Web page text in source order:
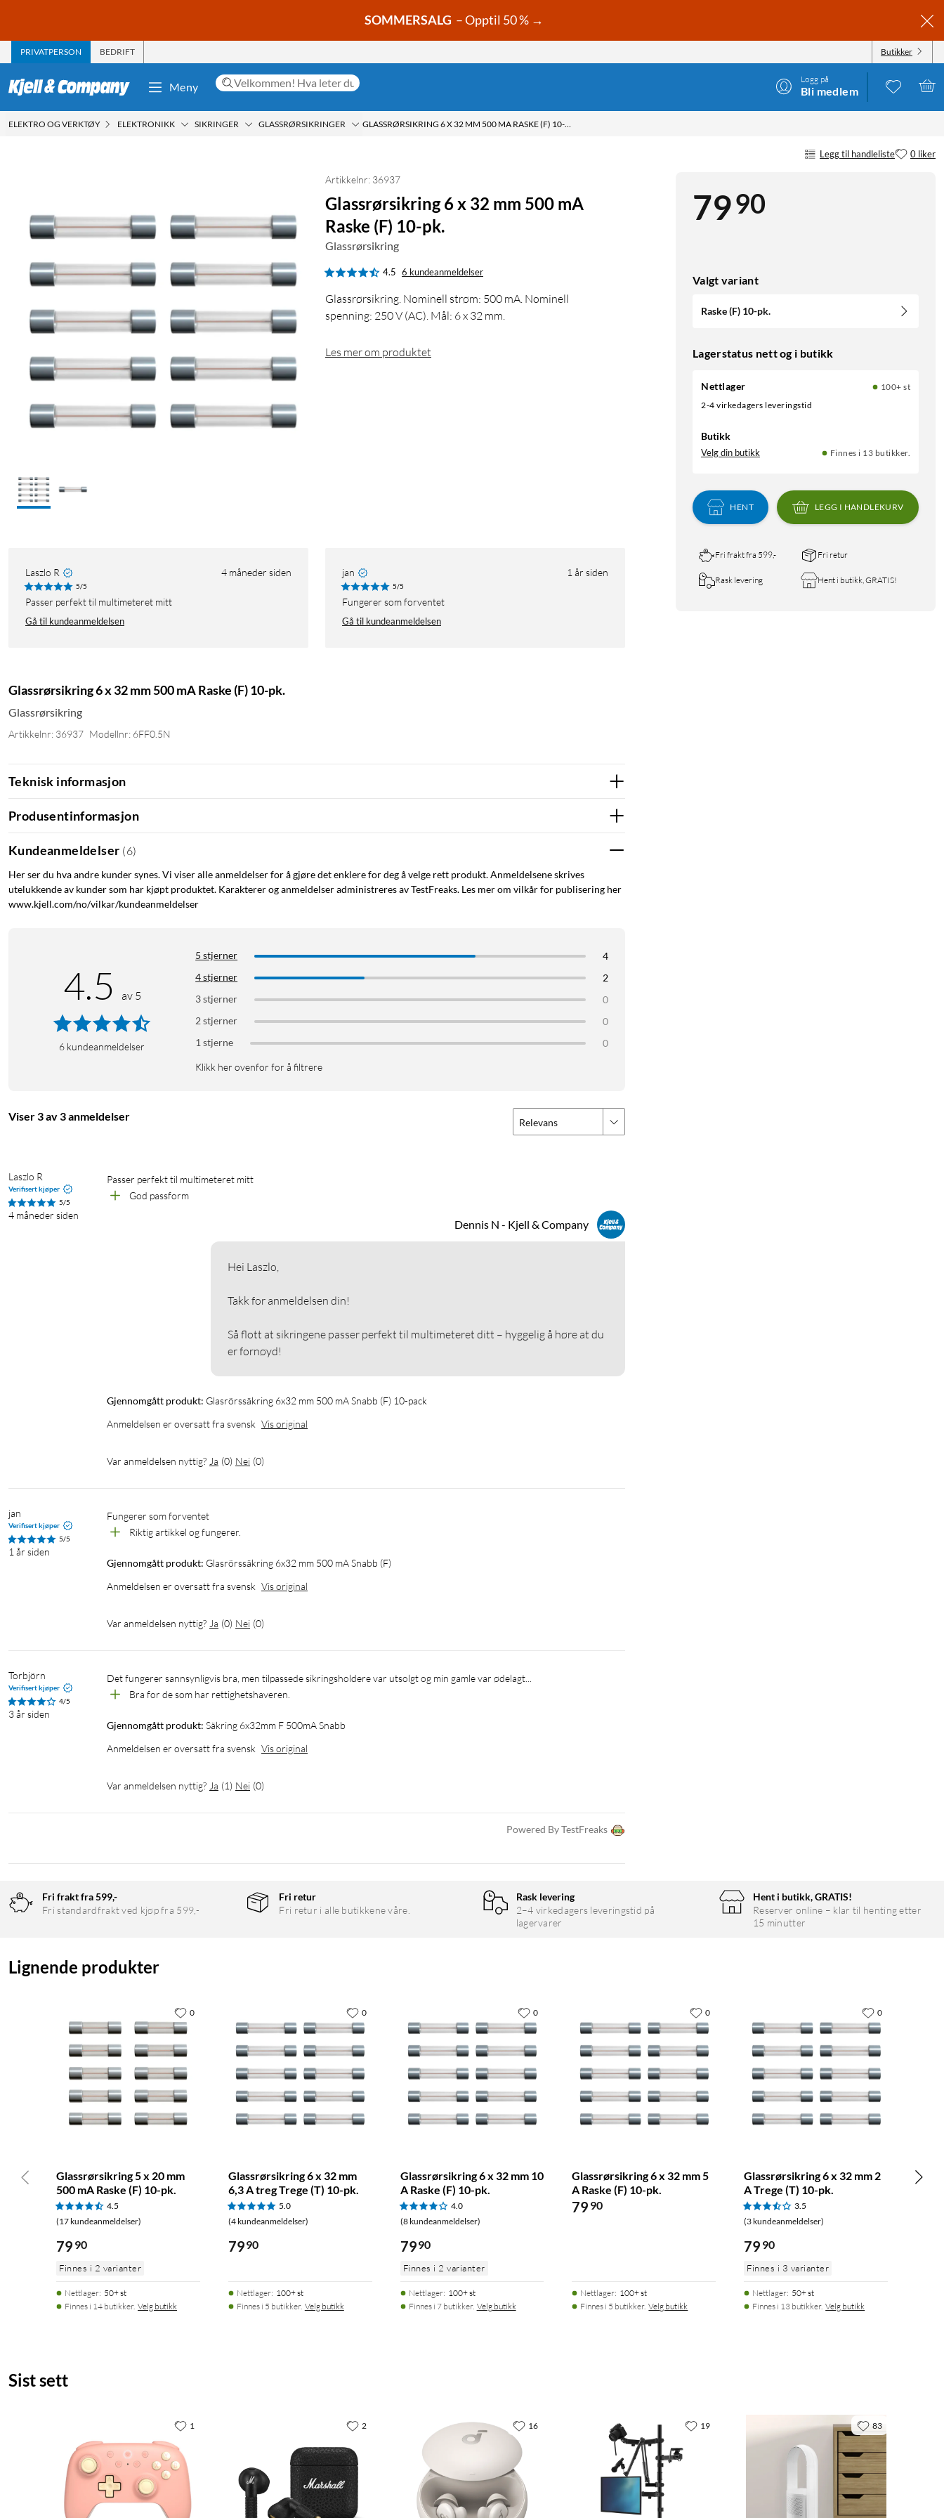
SOMMERSALG – Opptil 50 % →
PRIVATPERSON BEDRIFT Butikker
Meny
Logg på
Bli medlem
ELEKTRO OG VERKTØY ELEKTRONIKK SIKRINGER GLASSRØRSIKRINGER GLASSRØRSIKRING 6 X 32 MM 500 MA RASKE (F) 10-PK.
Legg til handleliste 0 liker
7990
Valgt variant
Raske (F) 10-pk.
Lagerstatus nett og i butikk
Nettlager
100+ st
2-4 virkedagers leveringstid
Butikk
Velg din butikk Finnes i 13 butikker.
HENT LEGG I HANDLEKURV
Fri frakt fra 599,- Fri retur
Rask levering Hent i butikk, GRATIS!
Artikkelnr: 36937
Glassrørsikring 6 x 32 mm 500 mA
Raske (F) 10-pk.
Glassrørsikring
4.5 6 kundeanmeldelser
Glassrørsikring. Nominell strøm: 500 mA. Nominell
spenning: 250 V (AC). Mål: 6 x 32 mm.
Les mer om produktet
Laszlo R 4 måneder siden
5/5
Passer perfekt til multimeteret mitt
Gå til kundeanmeldelsen
jan 1 år siden
5/5
Fungerer som forventet
Gå til kundeanmeldelsen
Glassrørsikring 6 x 32 mm 500 mA Raske (F) 10-pk.
Glassrørsikring
Artikkelnr: 36937 Modellnr: 6FF0.5N
Teknisk informasjon
Produsentinformasjon
Kundeanmeldelser (6)
Her ser du hva andre kunder synes. Vi viser alle anmeldelser for å gjøre det enklere for deg å velge rett produkt. Anmeldelsene skrives
utelukkende av kunder som har kjøpt produktet. Karakterer og anmeldelser administreres av TestFreaks. Les mer om vilkår for publisering her
www.kjell.com/no/vilkar/kundeanmeldelser
4.5 av 5
6 kundeanmeldelser
5 stjerner
4
4 stjerner
2
3 stjerner
0
2 stjerner
0
1 stjerne
0
Klikk her ovenfor for å filtrere
Viser 3 av 3 anmeldelser Relevans
Laszlo R
Verifisert kjøper
5/5
4 måneder siden
Passer perfekt til multimeteret mitt
God passform
Dennis N - Kjell & Company
Hei Laszlo,
Takk for anmeldelsen din!
Så flott at sikringene passer perfekt til multimeteret ditt – hyggelig å høre at du
er fornøyd!
Gjennomgått produkt: Glasrörssäkring 6x32 mm 500 mA Snabb (F) 10-pack
Anmeldelsen er oversatt fra svensk Vis original
Var anmeldelsen nyttig? Ja (0) Nei (0)
jan
Verifisert kjøper
5/5
1 år siden
Fungerer som forventet
Riktig artikkel og fungerer.
Gjennomgått produkt: Glasrörssäkring 6x32 mm 500 mA Snabb (F)
Anmeldelsen er oversatt fra svensk Vis original
Var anmeldelsen nyttig? Ja (0) Nei (0)
Torbjörn
Verifisert kjøper
4/5
3 år siden
Det fungerer sannsynligvis bra, men tilpassede sikringsholdere var utsolgt og min gamle var ødelagt...
Bra for de som har rettighetshaveren.
Gjennomgått produkt: Säkring 6x32mm F 500mA Snabb
Anmeldelsen er oversatt fra svensk Vis original
Var anmeldelsen nyttig? Ja (1) Nei (0)
Powered By TestFreaks
Fri frakt fra 599,-
Fri standardfrakt ved kjøp fra 599,-
Fri retur
Fri retur i alle butikkene våre.
Rask levering
2–4 virkedagers leveringstid på
lagervarer
Hent i butikk, GRATIS!
Reserver online – klar til henting etter
15 minutter
Lignende produkter
Glassrørsikring 5 x 20 mm
500 mA Raske (F) 10-pk.
4.5
(17 kundeanmeldelser)
79 90
Finnes i 2 varianter
Nettlager: 50+ st
Finnes i 14 butikker. Velg butikk
0
Glassrørsikring 6 x 32 mm
6,3 A treg Trege (T) 10-pk.
5.0
(4 kundeanmeldelser)
7990
Nettlager: 100+ st
Finnes i 5 butikker. Velg butikk
0
Glassrørsikring 6 x 32 mm 10
A Raske (F) 10-pk.
4.0
(8 kundeanmeldelser)
7990
Finnes i 2 varianter
Nettlager: 100+ st
Finnes i 7 butikker. Velg butikk
0
Glassrørsikring 6 x 32 mm 5
A Raske (F) 10-pk.
79 90
Nettlager: 100+ st
Finnes i 5 butikker. Velg butikk
0
Glassrørsikring 6 x 32 mm 2
A Trege (T) 10-pk.
3.5
(3 kundeanmeldelser)
79 90
Finnes i 3 varianter
Nettlager: 50+ st
Finnes i 13 butikker. Velg butikk
0
Sist sett
1 2 16 19 83